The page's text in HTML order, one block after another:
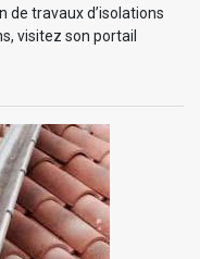
de travaux d’isolations
visitez son portail